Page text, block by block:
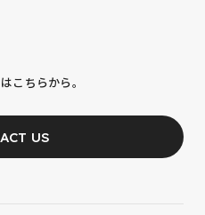
です。
こちらから。
US